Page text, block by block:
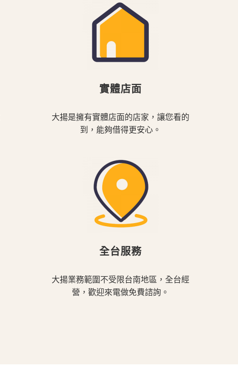
實體店面
大揚是擁有實體店面的店家，讓您看的
到，能夠借得更安心。
全台服務
大揚業務範圍不受限台南地區，全台經
營，歡迎來電做免費諮詢。